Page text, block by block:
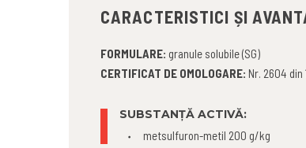
CARACTERISTICI ȘI
FORMULARE: granule solubile (SG)
CERTIFICAT DE OMOLOGARE: Nr. 2604 din
SUBSTANȚĂ ACTIVĂ:
metsulfuron-metil 200 g/kg